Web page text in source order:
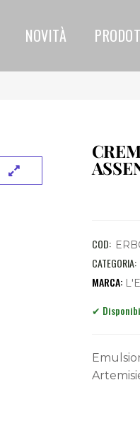
NOVITÀ
COD:
CATEGORIA: